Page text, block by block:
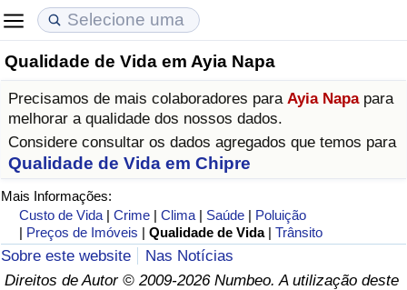
Qualidade de Vida em Ayia Napa
Precisamos de mais colaboradores para Ayia Napapara
melhorar a qualidade dos nossos dados.
Considere consultar os dados agregados que temos para
Qualidade de Vida em Chipre
Mais Informações:
Custo de Vida |Crime |Clima | Saúde | Poluição
| Preços de Imóveis |Qualidade de Vida |Trânsito
Sobre este website
Nas Notícias
Direitos de Autor © 2009-2026 Numbeo. A utilização deste
Custo de Vida
Indicador de Custo de Vida (Atual)
Indicador de Custo de Vida
Indicador de Custo de Vida Por País
em Aqaba
Preços de Imóveis
Indicador de Preços de Imóveis (Atual)
Indicador de Preços de Imóveis
Indicador de Preços de Imóveis por País
Qualidade de Vida
Indicador de Qualidade de Vida
Indicador de Qualidade de Vida (Atual)
Índice de qualidade de vida por país
Crime